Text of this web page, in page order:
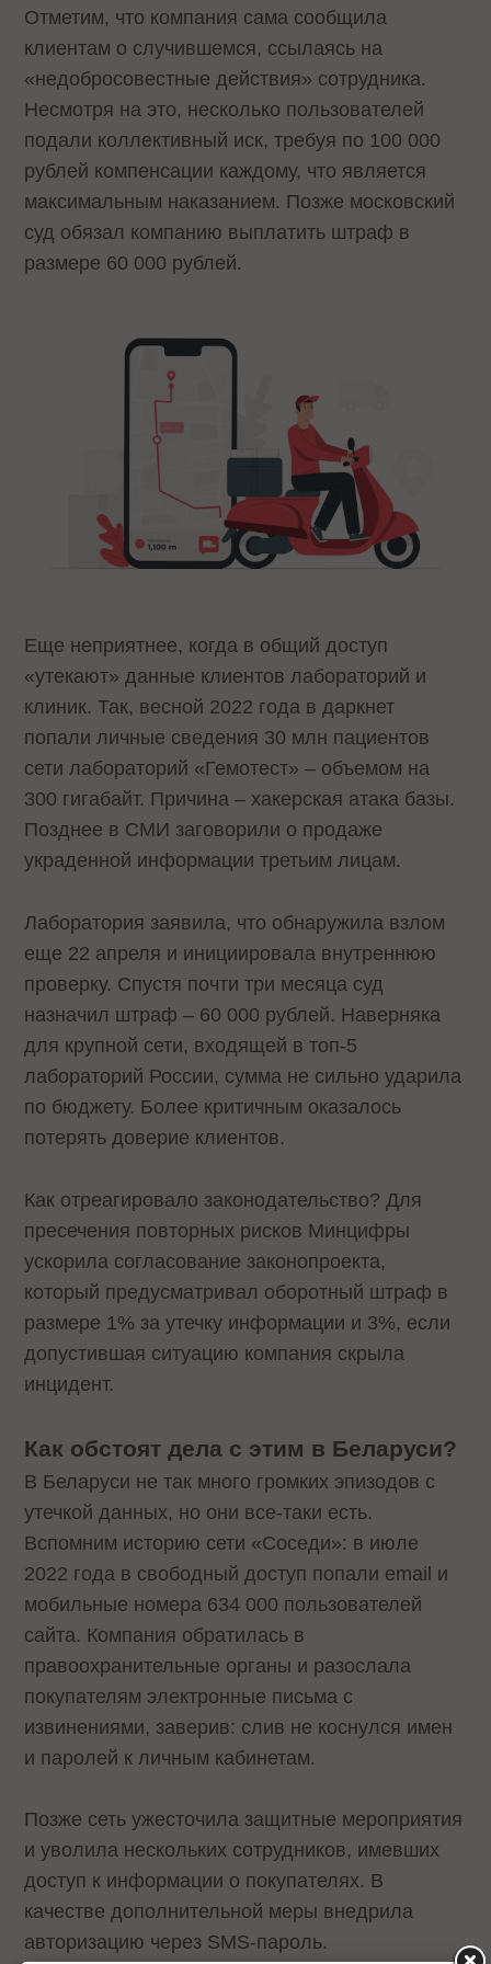
Отметим, что компания сама сообщила
клиентам о случившемся, ссылаясь на
«недобросовестные действия» сотрудника.
Несмотря на это, несколько пользователей
подали коллективный иск, требуя по 100 000
рублей компенсации каждому, что является
максимальным наказанием. Позже московский
суд обязал компанию выплатить штраф в
размере 60 000 рублей.
Еще неприятнее, когда в общий доступ
«утекают» данные клиентов лабораторий и
клиник. Так, весной 2022 года в даркнет
попали личные сведения 30 млн пациентов
сети лабораторий «Гемотест» – объемом на
300 гигабайт. Причина – хакерская атака базы.
Позднее в СМИ заговорили о продаже
украденной информации третьим лицам.
Лаборатория заявила, что обнаружила взлом
еще 22 апреля и инициировала внутреннюю
проверку. Спустя почти три месяца суд
назначил штраф – 60 000 рублей. Наверняка
для крупной сети, входящей в топ-5
лабораторий России, сумма не сильно ударила
по бюджету. Более критичным оказалось
потерять доверие клиентов.
Как отреагировало законодательство? Для
пресечения повторных рисков Минцифры
ускорила согласование законопроекта,
который предусматривал оборотный штраф в
размере 1% за утечку информации и 3%, если
допустившая ситуацию компания скрыла
инцидент.
Как обстоят дела с этим в Беларуси?
В Беларуси не так много громких эпизодов с
утечкой данных, но они все-таки есть.
Вспомним историю сети «Соседи»: в июле
2022 года в свободный доступ попали email и
мобильные номера 634 000 пользователей
сайта. Компания обратилась в
правоохранительные органы и разослала
покупателям электронные письма с
извинениями, заверив: слив не коснулся имен
и паролей к личным кабинетам.
Позже сеть ужесточила защитные мероприятия
и уволила нескольких сотрудников, имевших
доступ к информации о покупателях. В
качестве дополнительной меры внедрила
авторизацию через SMS-пароль.